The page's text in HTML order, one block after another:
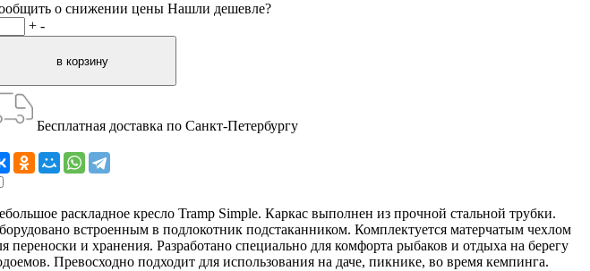
о снижении цены Нашли дешевле?
+ -
Бесплатная доставка по Санкт-Петербургу
раскладное кресло Tramp Simple. Каркас выполнен из прочной стальной трубки.
встроенным в подлокотник подстаканником. Комплектуется матерчатым чехлом
переноски и хранения. Разработано специально для комфорта рыбаков и отдыха на берегу
Превосходно подходит для использования на даче, пикнике, во время кемпинга.